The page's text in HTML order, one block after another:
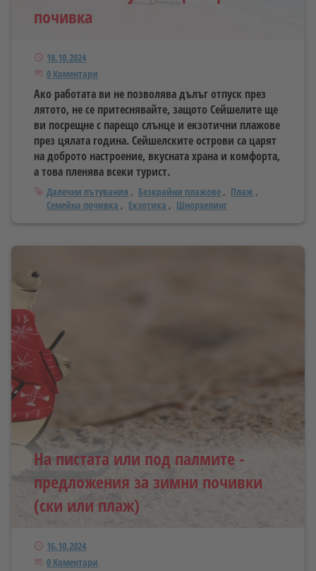
почивка
Публикуван
18.10.2024
Започнете дискусията
0 Коментари
Ако работата ви не позволява дълъг отпуск през
лятото, не се притеснявайте, защото Сейшелите ще
ви посрещне с парещо слънце и екзотични плажове
през цялата година. Сейшелските острови са царят
на доброто настроение, вкусната храна и комфорта,
а това пленява всеки турист.
Тагове
Далечни пътувания Безкрайни плажове
Плаж
Семейна почивка
Екзотика Шнорхелинг
На пистата или под палмите -
предложения за зимни почивки
(ски или плаж)
Публикуван
16.10.2024
Започнете дискусията
0 Коментари